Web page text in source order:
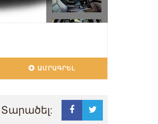
ԱՄՐԱԳՐԵԼ
Տարածել: